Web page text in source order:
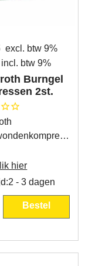
excl. btw 9%
incl. btw 9%
Burngel
2st.
hier
2 - 3 dagen
Bestel